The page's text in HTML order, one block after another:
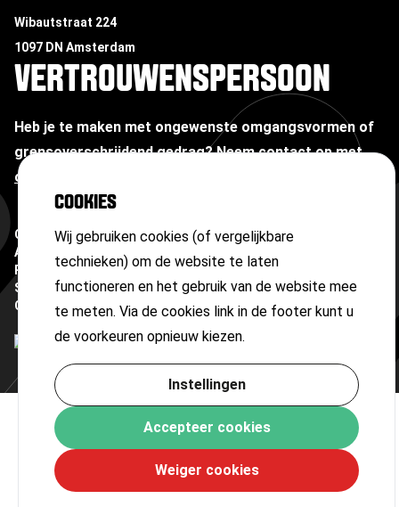
COOKIES
Wij gebruiken cookies (of vergelijkbare
technieken) om de website te laten
functioneren en het gebruik van de website mee
te meten. Via de cookies link in de footer kunt u
de voorkeuren opnieuw kiezen.
Instellingen
Accepteer cookies
Weiger cookies
Wibautstraat 224
1097 DN Amsterdam
VERTROUWENSPERSOON
Heb je te maken met ongewenste omgangsvormen of
grensoverschrijdend gedrag? Neem contact op met
onze vertrouwenspersoon
Copyright ©2026
Algemene voorwaarden
Privacyverklaring
Sitemap
Cookies